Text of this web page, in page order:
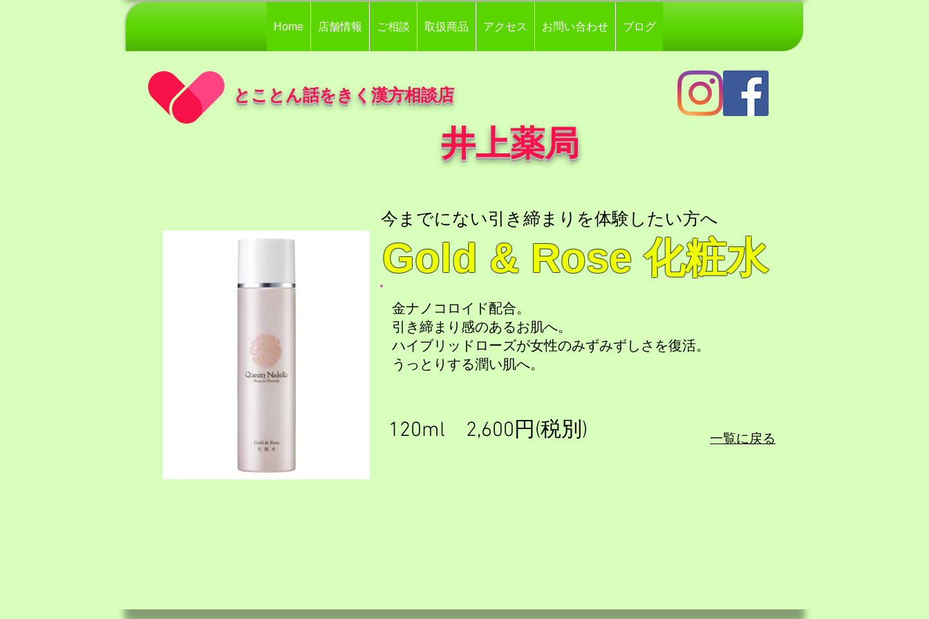
Home 店舗情報 ご相談 取扱商品 アクセス お問い合わせ ブログ
とことん話をきく漢方相談店
井上薬局
今までにない引き締まりを体験したい方へ
金ナノコロイド配合。
引き締まり感のあるお肌へ。
ハイブリッドローズが女性のみずみずしさを復活。
​うっとりする潤い肌へ。
Gold & Rose 化粧水
120ml 2,600円(税別) 一覧に戻る